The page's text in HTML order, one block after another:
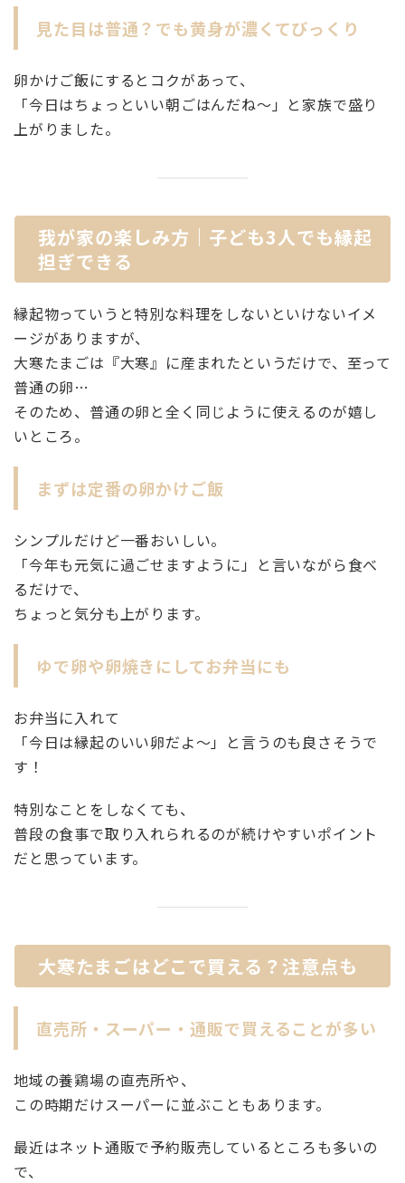
見た目は普通？でも黄身が濃くてびっくり
卵かけご飯にするとコクがあって、
「今日はちょっといい朝ごはんだね〜」と家族で盛り
上がりました。
我が家の楽しみ方｜子ども3人でも縁起
担ぎできる
縁起物っていうと特別な料理をしないといけないイメ
ージがありますが、
大寒たまごは『大寒』に産まれたというだけで、至って
普通の卵…
そのため、普通の卵と全く同じように使えるのが嬉し
いところ。
まずは定番の卵かけご飯
シンプルだけど一番おいしい。
「今年も元気に過ごせますように」と言いながら食べ
るだけで、
ちょっと気分も上がります。
ゆで卵や卵焼きにしてお弁当にも
お弁当に入れて
「今日は縁起のいい卵だよ〜」と言うのも良さそうで
す！
特別なことをしなくても、
普段の食事で取り入れられるのが続けやすいポイント
だと思っています。
大寒たまごはどこで買える？注意点も
直売所・スーパー・通販で買えることが多い
地域の養鶏場の直売所や、
この時期だけスーパーに並ぶこともあります。
最近はネット通販で予約販売しているところも多いの
で、